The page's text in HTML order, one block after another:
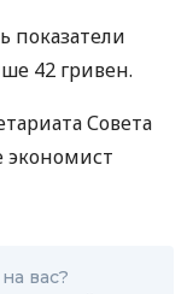
показатели
42 гривен.
Совета
вас?